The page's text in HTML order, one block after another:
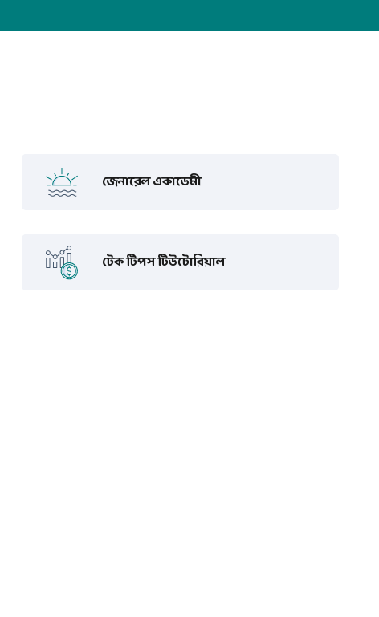
জেনারেল একাডেমী
টেক টিপস টিউটোরিয়াল